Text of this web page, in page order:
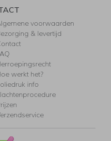
voorwaarden
& levertijd
werkt het?
info